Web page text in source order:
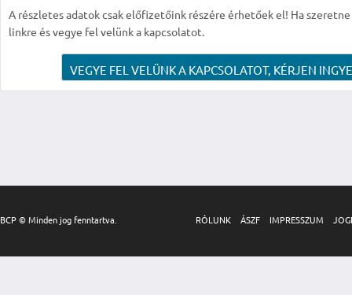
A részletes adatok csak előfizetőink részére érhetőek el! Ha
linkre és vegye fel velünk a kapcsolatot.
VEGYE FEL VELÜNK A KAPCSOLATOT, KÉRJEN
BCP © Minden jog fenntartva. RÓLUNK ÁSZF IMPRESSZUM